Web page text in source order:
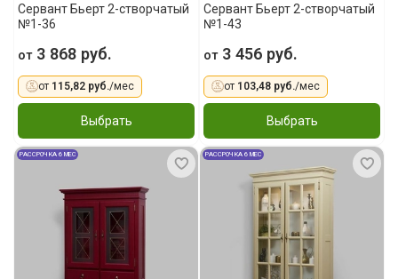
Сервант Бьерт 2-створчатый
№1-36
от3 868 руб.
от 115,82 руб./мес
Выбрать
Сервант Бьерт 2-створчатый
№1-43
от3 456 руб.
от 103,48 руб./мес
Выбрать
РАССРОЧКА 6 МЕС РАССРОЧКА 6 МЕС